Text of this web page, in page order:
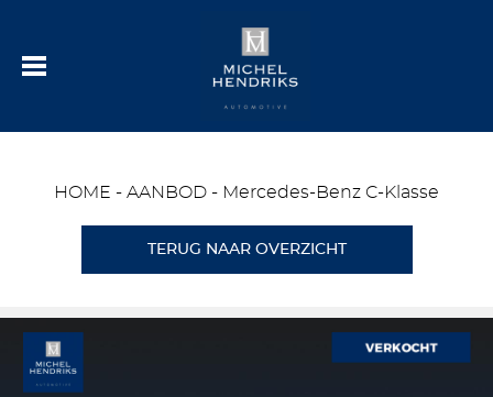
HOME - AANBOD - Mercedes-Benz C-Klasse
TERUG NAAR OVERZICHT